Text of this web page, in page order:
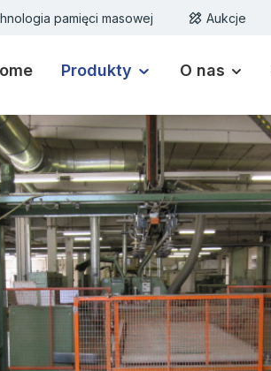
pamięci masowej Aukcje
Produkty O nas